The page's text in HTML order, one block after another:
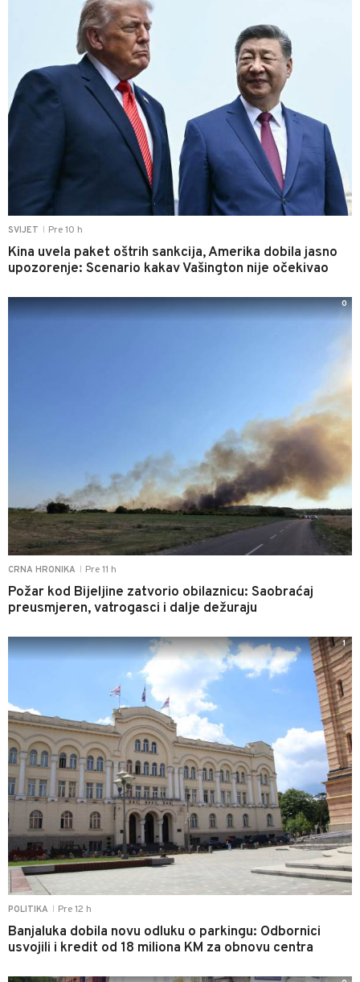
SVIJET Pre 10 h
Kina uvela paket oštrih sankcija, Amerika dobila jasno
upozorenje: Scenario kakav Vašington nije očekivao
CRNA HRONIKA Pre 11 h
Požar kod Bijeljine zatvorio obilaznicu: Saobraćaj
preusmjeren, vatrogasci i dalje dežuraju
0
POLITIKA Pre 12 h
Banjaluka dobila novu odluku o parkingu: Odbornici
usvojili i kredit od 18 miliona KM za obnovu centra
1